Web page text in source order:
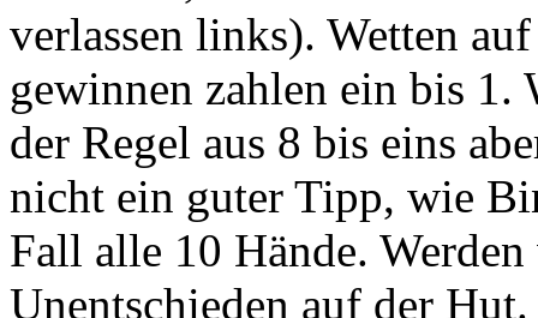
verlassen links). Wetten
gewinnen zahlen ein bis 1.
der Regel aus 8 bis eins
nicht ein guter Tipp, wie
Fall alle 10 Hände.
Unentschieden auf der